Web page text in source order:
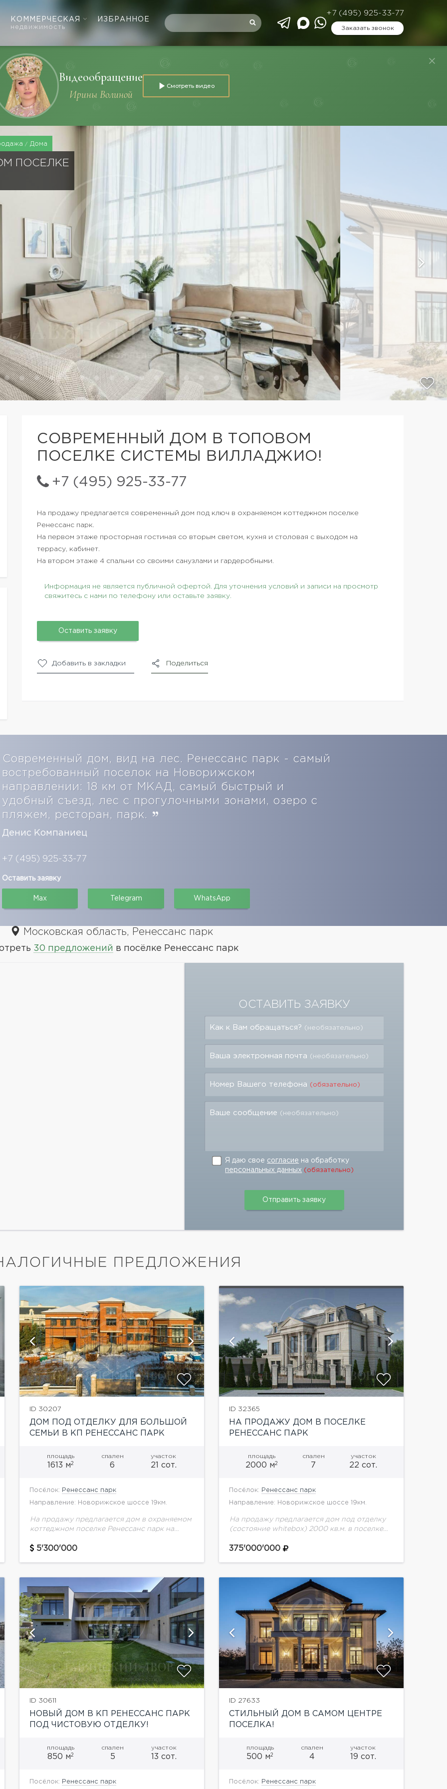
КОММЕРЧЕСКАЯ
недвижимость
ИЗБРАННОЕ
+7 (495) 925-33-77
Заказать звонок
Видеообращение
Ирины Волиной
Смотреть видео
Дома
ПОСЕЛКЕ
СОВРЕМЕННЫЙ ДОМ В ТОПОВОМ
ПОСЕЛКЕ СИСТЕМЫ ВИЛЛАДЖИО!
+7 (495) 925-33-77
На продажу предлагается современный дом под ключ в охраняемом коттеджном поселке
Ренессанс парк.
На первом этаже просторная гостиная со вторым светом, кухня и столовая с выходом на
террасу, кабинет.
На втором этаже 4 спальни со своими санузлами и гардеробными.
Информация не является публичной офертой. Для уточнения условий и записи на просмотр
свяжитесь с нами по телефону или оставьте заявку.
Оставить заявку
Добавить в закладки Поделиться
дом, вид на лес. Ренессанс парк - самый
востребованный поселок на Новорижском
направлении: 18 км от МКАД, самый быстрый и
удобный съезд, лес с прогулочными зонами, озеро с
пляжем, ресторан, парк.
Денис Компаниец
+7 (495) 925-33-77
Оставить заявку
Max Telegram WhatsApp
Московская область, Ренессанс парк
30 предложений в посёлке Ренессанс парк
ОСТАВИТЬ ЗАЯВКУ
Как к Вам обращаться? (необязательно)
Ваша электронная почта (необязательно)
Номер Вашего телефона (обязательно)
Ваше сообщение (необязательно)
Я даю свое согласие на обработку
персональных данных (обязательно)
ПРЕДЛОЖЕНИЯ
ID 30207
ДОМ ПОД ОТДЕЛКУ ДЛЯ БОЛЬШОЙ
СЕМЬИ В КП РЕНЕССАНС ПАРК
площадь
1613 м2
спален
6
участок
21 сот.
Посёлок: Ренессанс парк
Направление: Новорижское шоссе 19км.
На продажу предлагается дом в охраняемом
коттеджном поселке Ренессанс парк на
душевая, 2 с/у, с/у, сауна, блок для
5'300'000
показать ещё 9 фотографий
ID 32365
НА ПРОДАЖУ ДОМ В ПОСЕЛКЕ
РЕНЕССАНС ПАРК
площадь
2000 м2
спален
7
участок
22 сот.
Посёлок: Ренессанс парк
Направление: Новорижское шоссе 19км.
На продажу предлагается дом под отделку
(состояние whitebox) 2000 кв.м. в поселке
предполагает 7 спален, SPA-зону с
375'000'000
ID 30611
НОВЫЙ ДОМ В КП РЕНЕССАНС ПАРК
ПОД ЧИСТОВУЮ ОТДЕЛКУ!
площадь
850 м2
спален
5
участок
13 сот.
Посёлок: Ренессанс парк
показать ещё 9 фотографий
ID 27633
СТИЛЬНЫЙ ДОМ В САМОМ ЦЕНТРЕ
ПОСЕЛКА!
площадь
500 м2
спален
4
участок
19 сот.
Посёлок: Ренессанс парк